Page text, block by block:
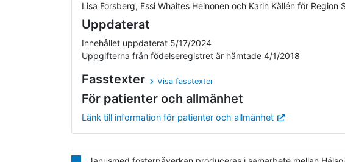
Lisa Forsberg, Essi Whaites Heinonen och Karin Källén för Region
Uppdaterat
Innehållet uppdaterat 5/17/2024
Uppgifterna från födelseregistret är hämtade 4/1/2018
Fasstexter Visa fasstexter
För patienter och allmänhet
Länk till information för patienter och allmänhet